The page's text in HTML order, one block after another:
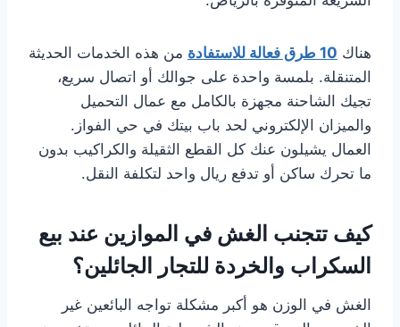
هناك 10 طرق فعالة للاستفادة
من هذه الخدمات الحديثة
المتنقلة. بلمسة واحدة على جوالك أو اتصال سريع،
تجيك الشاحنة مجهزة بالكامل مع عمال التحميل
والميزان الإلكتروني لحد باب بيتك في حي الفواز.
العمال يشيلون عنك كل القطع الثقيلة والكراكيب بدون
ما تحرك ساكن أو تدفع ريال واحد لتكلفة النقل.
كيف تتجنب الغش في الموازين عند بيع
السكراب والخردة للتجار الجائلين؟
الغش في الوزن هو أكبر مشكلة تواجه البائعين غير